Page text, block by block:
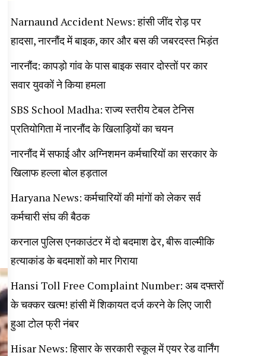
Narnaund Accident News: हांसी जींद रोड़ पर
हादसा, नारनौंद में बाइक, कार और बस की जबरदस्त भिड़ंत
नारनौंद: कापड़ो गांव के पास बाइक सवार दोस्तों पर कार
सवार युवकों ने किया हमला
SBS School Madha: राज्य स्तरीय टेबल टेनिस
प्रतियोगिता में नारनौंद के खिलाड़ियों का चयन
नारनौंद में सफाई और अग्निशमन कर्मचारियों का सरकार के
खिलाफ हल्ला बोल हड़ताल
Haryana News: कर्मचारियों की मांगों को लेकर सर्व
कर्मचारी संघ की बैठक
करनाल पुलिस एनकाउंटर में दो बदमाश ढेर, बीरू वाल्मीकि
हत्याकांड के बदमाशों को मार गिराया
Hansi Toll Free Complaint Number: अब दफ्तरों
के चक्कर खत्म! हांसी में शिकायत दर्ज करने के लिए जारी
हुआ टोल फ्री नंबर
Hisar News: हिसार के सरकारी स्कूल में एयर रेड वार्निंग